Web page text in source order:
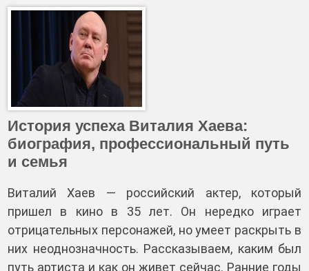
История успеха Виталия Хаева:
биография, профессиональный путь
и семья
Виталий Хаев — российский актер, который
пришел в кино в 35 лет. Он нередко играет
отрицательных персонажей, но умеет раскрыть в
них неоднозначность. Рассказываем, каким был
путь артиста и как он живет сейчас. Ранние годы